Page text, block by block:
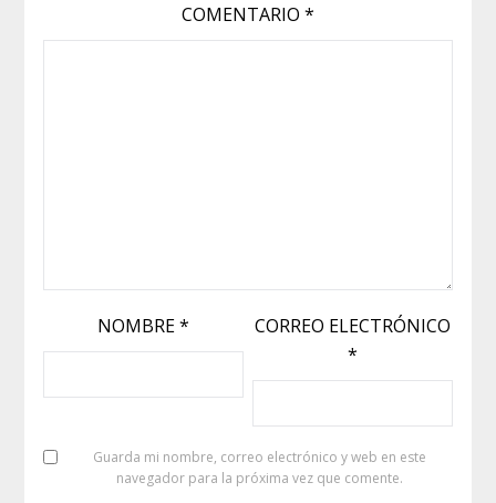
COMENTARIO *
NOMBRE*
CORREO ELECTRÓNICO
*
Guarda mi nombre, correo electrónico y web en este
navegador para la próxima vez que comente.